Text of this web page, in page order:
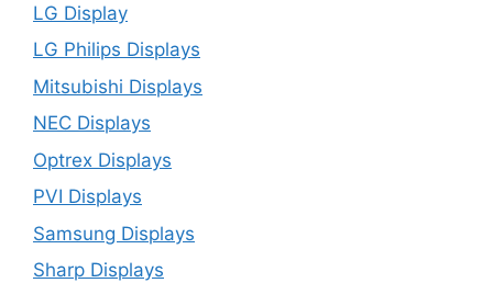
LG Display
LG Philips Displays
Mitsubishi Displays
NEC Displays
Optrex Displays
PVI Displays
Samsung Displays
Sharp Displays